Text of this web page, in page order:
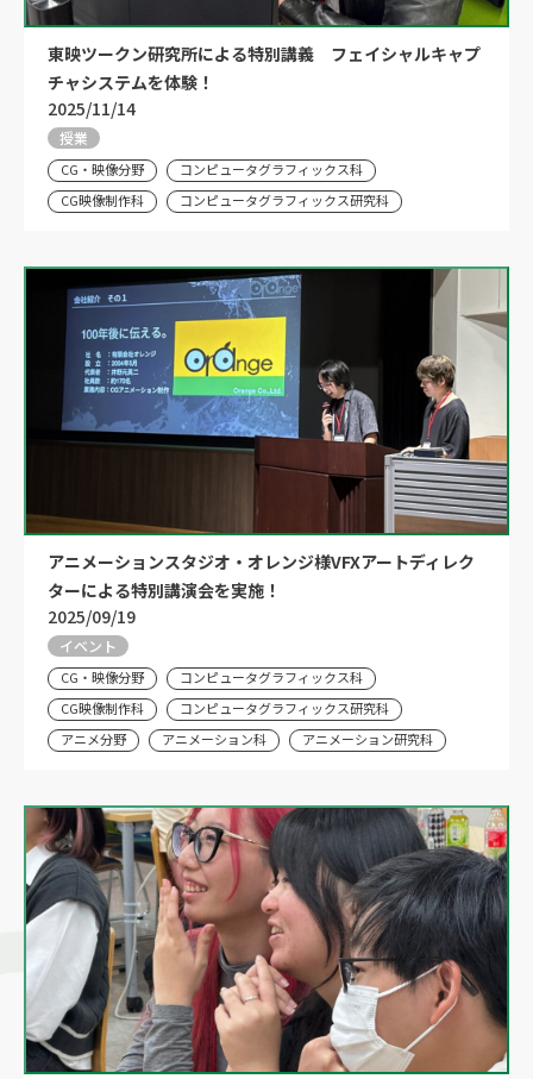
東映ツークン研究所による特別講義 フェイシャルキャプ
チャシステムを体験！
2025/11/14
授業
CG・映像分野
コンピュータグラフィックス科
CG映像制作科
コンピュータグラフィックス研究科
アニメーションスタジオ・オレンジ様VFXアートディレク
ターによる特別講演会を実施！
2025/09/19
イベント
CG・映像分野
コンピュータグラフィックス科
CG映像制作科
コンピュータグラフィックス研究科
アニメ分野
アニメーション科 アニメーション研究科